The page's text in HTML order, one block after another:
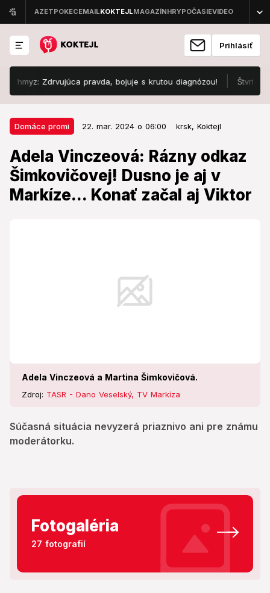
Prihlásiť
Zdrvujúca pravda, bojuje s krutou diagnózou! Štvrtý blok
Domáce promi 22. mar. 2024 o 06:00 krsk, Koktejl
Adela Vinczeová: Rázny odkaz
Šimkovičovej! Dusno je aj v
Markíze... Konať začal aj Viktor
Adela Vinczeová a Martina Šimkovičová.
Zdroj: TASR - Dano Veselský, TV Markíza
Súčasná situácia nevyzerá priaznivo ani pre známu
moderátorku.
Domáce promi 22. mar. 2024 o 06:00
Adela Vinczeová: Rázny odkaz
Šimkovičovej! Dusno je aj v
Markíze... Konať začal aj Viktor
Fotogaléria
27 fotografií